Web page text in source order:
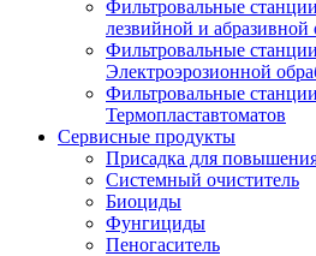
Фильтровальные
лезвийной и абразивной
Фильтровальные
Электроэрозионной
Фильтровальные
Термопластавтоматов
Сервисные продукты
Присадка для
Системный очиститель
Биоциды
Фунгициды
Пеногаситель